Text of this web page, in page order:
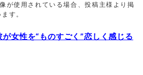
が使用されている場合、投稿主様より掲
す。
女性を“ものすごく”恋しく感じる